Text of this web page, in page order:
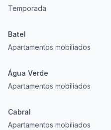
Temporada
Batel
Apartamentos mobiliados
Água Verde
Apartamentos mobiliados
Cabral
Apartamentos mobiliados